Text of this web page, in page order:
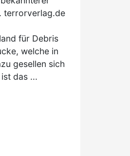
terrorverlag.de
für Debris
welche in
gesellen sich
das ...